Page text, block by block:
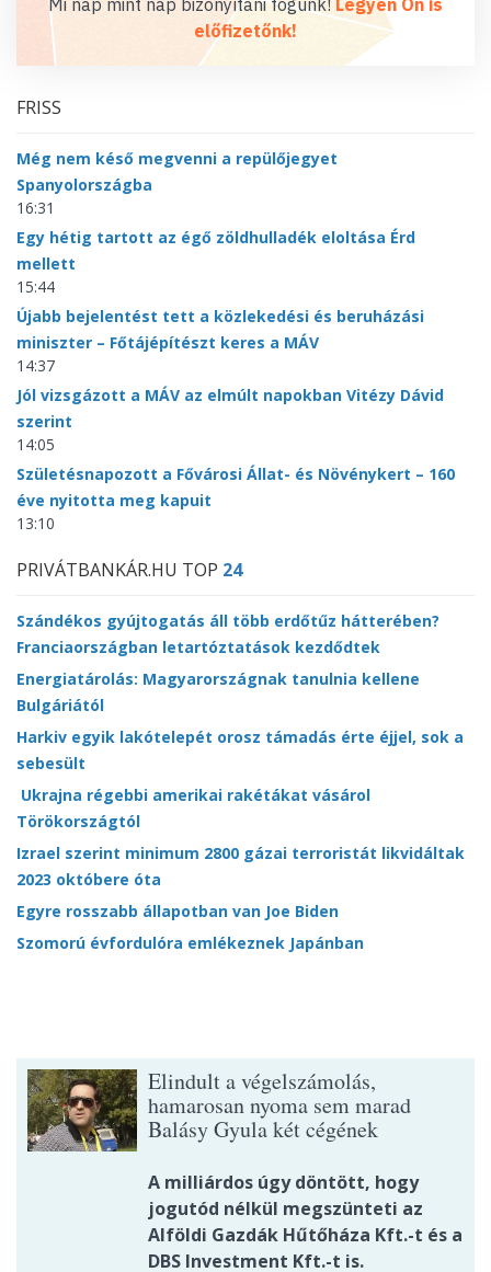
előfizetőnk!
FRISS
Még nem késő megvenni a repülőjegyet
Spanyolországba
16:31
Egy hétig tartott az égő zöldhulladék eloltása Érd
mellett
15:44
Újabb bejelentést tett a közlekedési és beruházási
miniszter – Főtájépítészt keres a MÁV
14:37
Jól vizsgázott a MÁV az elmúlt napokban Vitézy Dávid
szerint
14:05
Születésnapozott a Fővárosi Állat- és Növénykert – 160
éve nyitotta meg kapuit
13:10
PRIVÁTBANKÁR.HU TOP 24
Szándékos gyújtogatás áll több erdőtűz hátterében?
Franciaországban letartóztatások kezdődtek
Energiatárolás: Magyarországnak tanulnia kellene
Bulgáriától
Harkiv egyik lakótelepét orosz támadás érte éjjel, sok a
sebesült
Ukrajna régebbi amerikai rakétákat vásárol
Törökországtól
Izrael szerint minimum 2800 gázai terroristát likvidáltak
2023 októbere óta
Egyre rosszabb állapotban van Joe Biden
Szomorú évfordulóra emlékeznek Japánban
Elindult a végelszámolás,
hamarosan nyoma sem marad
Balásy Gyula két cégének
A milliárdos úgy döntött, hogy
jogutód nélkül megszünteti az
Alföldi Gazdák Hűtőháza Kft.-t és a
DBS Investment Kft.-t is.